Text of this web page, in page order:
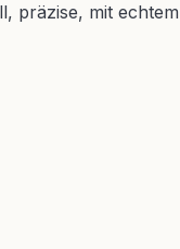
präzise, mit echtem